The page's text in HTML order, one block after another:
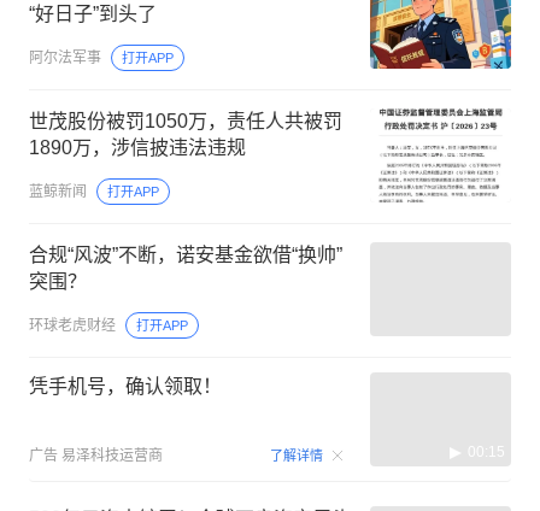
“好日子”到头了
阿尔法军事 打开APP
世茂股份被罚1050万，责任人共被罚
1890万，涉信披违法违规
蓝鲸新闻 打开APP
合规“风波”不断，诺安基金欲借“换帅”
突围？
环球老虎财经 打开APP
凭手机号，确认领取！
广告 易泽科技运营商 了解详情 00:15